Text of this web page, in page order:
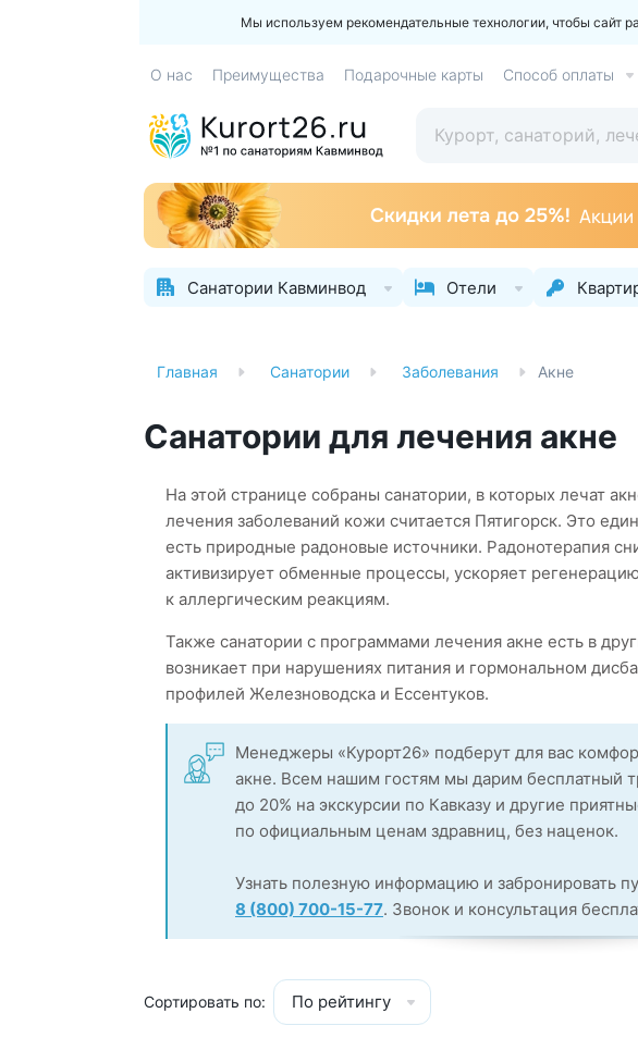
Мы используем рекомендательные технологии, чтобы сайт
О нас Преимущества Подарочные карты Способ оплаты
Санатории Кавминвод Отели
Главная Санатории Заболевания Акне
Санатории для лечения акне
На этой странице собраны санатории, в которых лечат
лечения заболеваний кожи считается Пятигорск. Это
есть природные радоновые источники. Радонотерапия
активизирует обменные процессы, ускоряет
к аллергическим реакциям.
Также санатории с программами лечения акне есть в
возникает при нарушениях питания и гормональном
профилей Железноводска и Ессентуков.
Менеджеры «Курорт26» подберут для вас
акне. Всем нашим гостям мы дарим бесплатный
до 20% на экскурсии по Кавказу и другие
по официальным ценам здравниц, без наценок.
Узнать полезную информацию и забронировать
8 (800) 700-15-77. Звонок и консультация
Сортировать по: По рейтингу